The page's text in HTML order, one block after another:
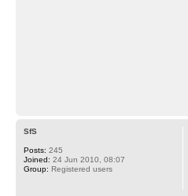
SfS
Posts: 245
Joined: 24 Jun 2010, 08:07
Group: Registered users